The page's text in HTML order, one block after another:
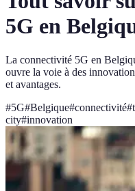
5G en
La connectivité 5G en
ouvre la voie à des
et avantages.
#5G#Belgique#connectivité#
city#innovation